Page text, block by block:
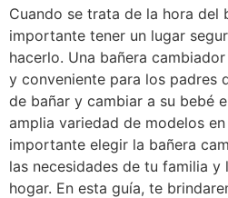
Cuando se trata de la hora del
importante tener un lugar
hacerlo. Una bañera
y conveniente para los padres
de bañar y cambiar a su bebé
amplia variedad de modelos
importante elegir la bañera
las necesidades de tu familia
hogar. En esta guía, te